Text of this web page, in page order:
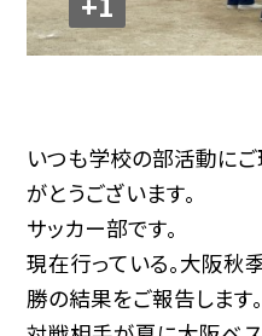
いつも学校の部活動にご
がとうございます。
サッカー部です。
現在行っている。大阪
勝の結果をご報告します。